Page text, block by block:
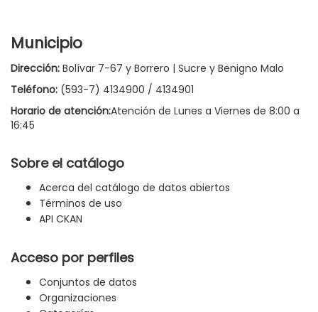
Municipio
Dirección: Bolívar 7-67 y Borrero | Sucre y Benigno Malo
Teléfono: (593-7) 4134900 / 4134901
Horario de atención:Atención de Lunes a Viernes de 8:00 a
16:45
Sobre el catálogo
Acerca del catálogo de datos abiertos
Términos de uso
API CKAN
Acceso por perfiles
Conjuntos de datos
Organizaciones